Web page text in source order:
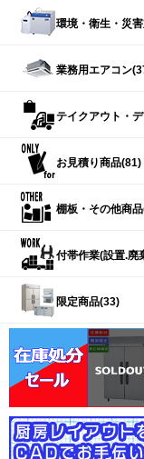
環境・衛生・災
業務用エアコン
テイクアウト・
お見積り商品(81)
棚板・その他商
付帯作業(設置.廃
限定商品(33)